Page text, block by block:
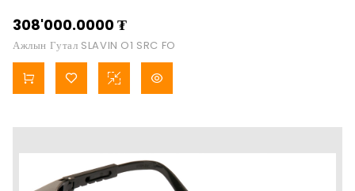
308'000.0000₮
Ажлын Гутал SLAVIN O1 SRC FO